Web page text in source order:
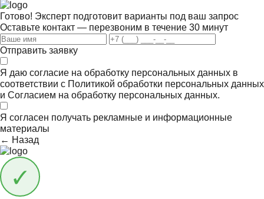
Готово! Эксперт подготовит варианты под ваш запрос
Оставьте контакт — перезвоним в течение 30 минут
Отправить заявку
Я даю согласие на обработку персональных данных в
соответствии с Политикой обработки персональных данных
и Согласием на обработку персональных данных.
Я согласен получать рекламные и информационные
материалы
← Назад